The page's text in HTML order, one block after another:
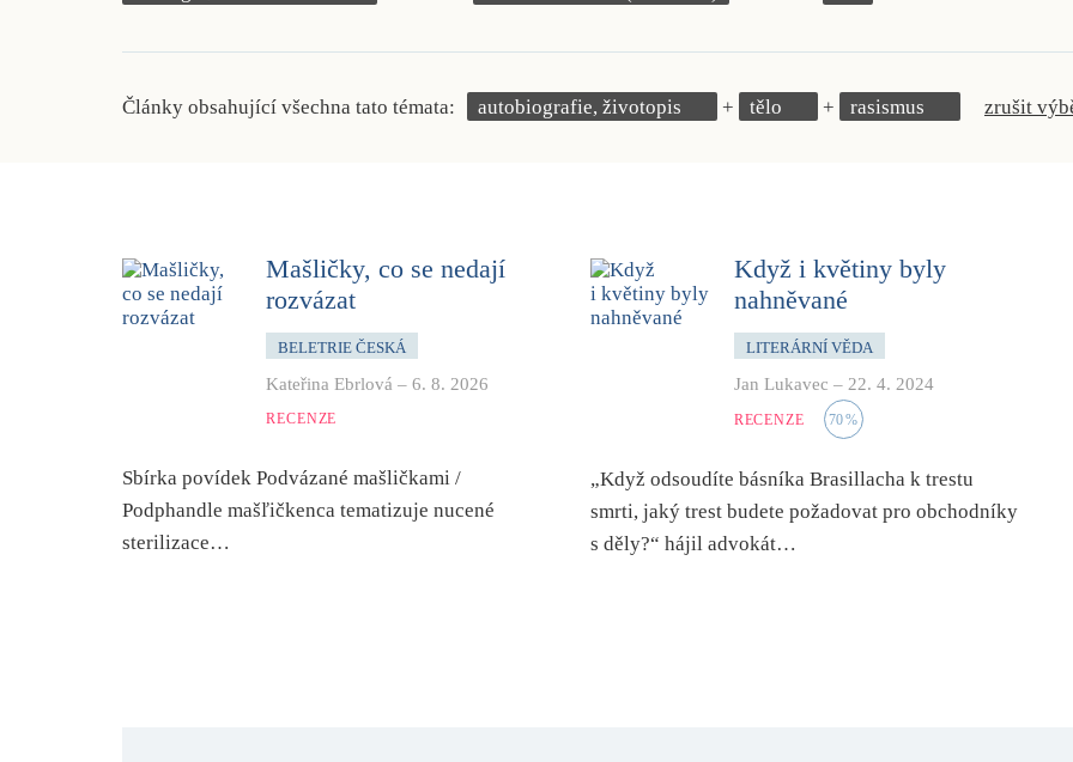
Články obsahující všechna tato témata: autobiografie, životopis tělo rasismus zrušit
Mašličky, co se nedají
rozvázat
BELETRIE ČESKÁ
Kateřina Ebrlová – 6. 8. 2026
RECENZE
Sbírka povídek Podvázané mašličkami /
Podphandle mašľičkenca tematizuje nucené
sterilizace…
Když i květiny byly
nahněvané
LITERÁRNÍ VĚDA
Jan Lukavec – 22. 4. 2024
RECENZE 70%
„Když odsoudíte básníka Brasillacha k trestu
smrti, jaký trest budete požadovat pro obchodníky
s děly?“ hájil advokát…